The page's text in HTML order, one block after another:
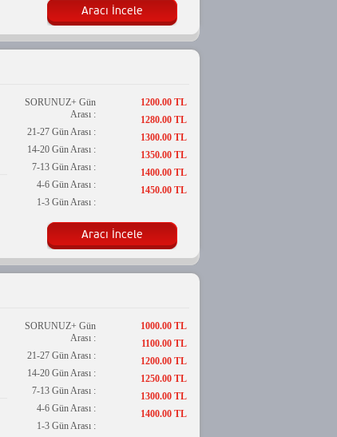
Aracı İncele
SORUNUZ+ Gün
Arası :
21-27 Gün Arası :
14-20 Gün Arası :
7-13 Gün Arası :
4-6 Gün Arası :
1-3 Gün Arası :
1200.00 TL
1280.00 TL
1300.00 TL
1350.00 TL
1400.00 TL
1450.00 TL
Aracı İncele
SORUNUZ+ Gün
Arası :
21-27 Gün Arası :
14-20 Gün Arası :
7-13 Gün Arası :
4-6 Gün Arası :
1-3 Gün Arası :
1000.00 TL
1100.00 TL
1200.00 TL
1250.00 TL
1300.00 TL
1400.00 TL